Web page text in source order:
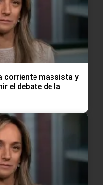
corriente massista y
el debate de la